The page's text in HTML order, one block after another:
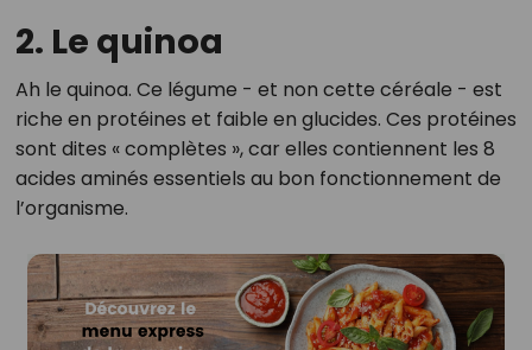
2. Le quinoa
Ah le quinoa. Ce légume - et non cette céréale - est
riche en protéines et faible en glucides. Ces protéines
sont dites « complètes », car elles contiennent les 8
acides aminés essentiels au bon fonctionnement de
l’organisme.